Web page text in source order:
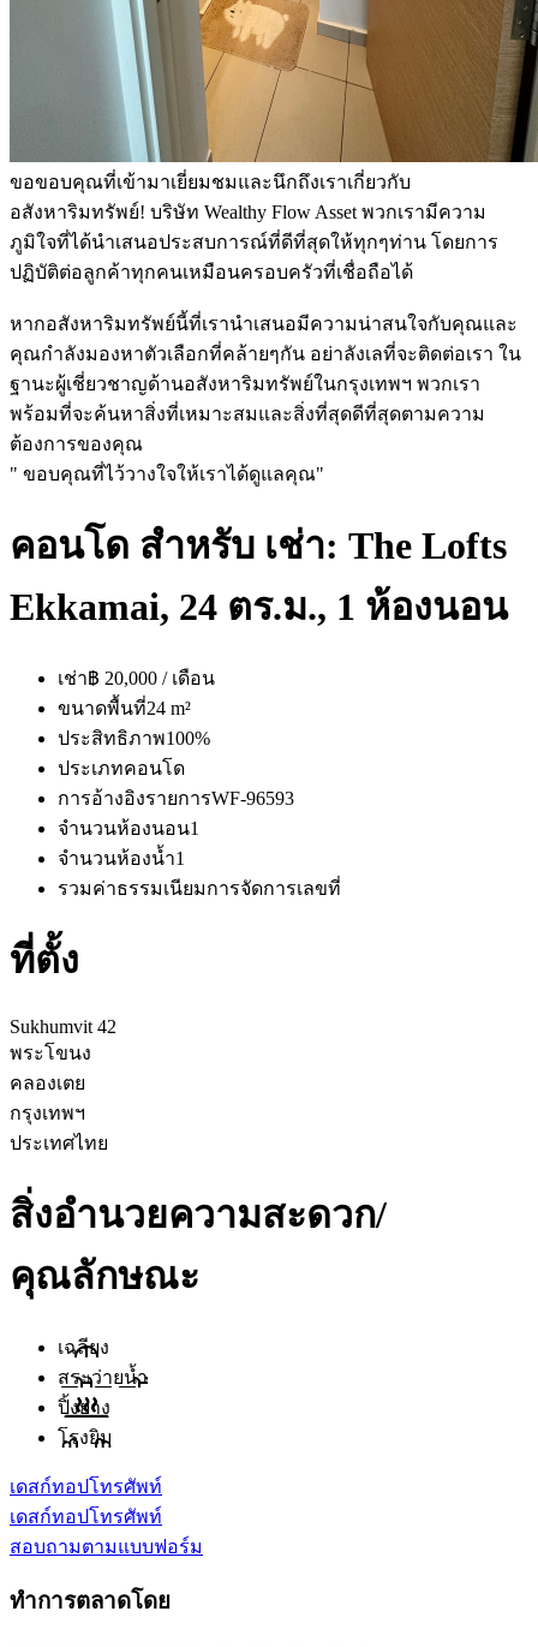
ขอขอบคุณที่เข้ามาเยี่ยมชมและนึกถึงเราเกี่ยวกับ
อสังหาริมทรัพย์! บริษัท Wealthy Flow Asset พวกเรามีความ
ภูมิใจที่ได้นำเสนอประสบการณ์ที่ดีที่สุดให้ทุกๆท่าน โดยการ
ปฏิบัติต่อลูกค้าทุกคนเหมือนครอบครัวที่เชื่อถือได้
หากอสังหาริมทรัพย์นี้ที่เรานำเสนอมีความน่าสนใจกับคุณและ
คุณกำลังมองหาตัวเลือกที่คล้ายๆกัน อย่าลังเลที่จะติดต่อเรา ใน
ฐานะผู้เชี่ยวชาญด้านอสังหาริมทรัพย์ในกรุงเทพฯ พวกเรา
พร้อมที่จะค้นหาสิ่งที่เหมาะสมและสิ่งที่สุดดีที่สุดตามความ
ต้องการของคุณ
" ขอบคุณที่ไว้วางใจให้เราได้ดูแลคุณ"
คอนโด สำหรับ เช่า: The Lofts
Ekkamai, 24 ตร.ม., 1 ห้องนอน
เช่า฿ 20,000 / เดือน
ขนาดพื้นที่24 m²
ประสิทธิภาพ100%
ประเภทคอนโด
การอ้างอิงรายการWF-96593
จำนวนห้องนอน1
จำนวนห้องน้ำ1
รวมค่าธรรมเนียมการจัดการเลขที่
ที่ตั้ง
Sukhumvit 42
พระโขนง
คลองเตย
กรุงเทพฯ
ประเทศไทย
สิ่งอำนวยความสะดวก/
คุณลักษณะ
เฉลียง
สระว่ายน้ำ
ปิ้งย่าง
โรงยิม
เดสก์ทอปโทรศัพท์
เดสก์ทอปโทรศัพท์
สอบถามตามแบบฟอร์ม
ทำการตลาดโดย